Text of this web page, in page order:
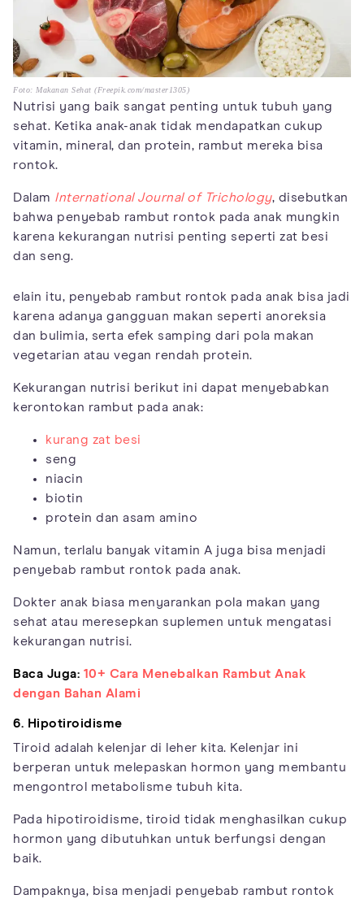
Foto: Makanan Sehat (Freepik.com/master1305)
Nutrisi yang baik sangat penting untuk tubuh yang
sehat. Ketika anak-anak tidak mendapatkan cukup
vitamin, mineral, dan protein, rambut mereka bisa
rontok.
Dalam International Journal of Trichology, disebutkan
bahwa penyebab rambut rontok pada anak mungkin
karena kekurangan nutrisi penting seperti zat besi
dan seng.
elain itu, penyebab rambut rontok pada anak bisa jadi
karena adanya gangguan makan seperti anoreksia
dan bulimia, serta efek samping dari pola makan
vegetarian atau vegan rendah protein.
Kekurangan nutrisi berikut ini dapat menyebabkan
kerontokan rambut pada anak:
kurang zat besi
seng
niacin
biotin
protein dan asam amino
Namun, terlalu banyak vitamin A juga bisa menjadi
penyebab rambut rontok pada anak.
Dokter anak biasa menyarankan pola makan yang
sehat atau meresepkan suplemen untuk mengatasi
kekurangan nutrisi.
Baca Juga: 10+ Cara Menebalkan Rambut Anak
dengan Bahan Alami
6. Hipotiroidisme
Tiroid adalah kelenjar di leher kita. Kelenjar ini
berperan untuk melepaskan hormon yang membantu
mengontrol metabolisme tubuh kita.
Pada hipotiroidisme, tiroid tidak menghasilkan cukup
hormon yang dibutuhkan untuk berfungsi dengan
baik.
Dampaknya, bisa menjadi penyebab rambut rontok